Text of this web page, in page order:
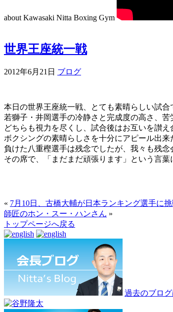
about Kawasaki Nitta Boxing Gym
世界王座統一戦
2012年6月21日 ブログ
本日の世界王座統一戦、とても素晴らしい試合
若獅子・井岡選手の冷静さと完成度の高さ、
どちらも視力を尽くし、試合後はお互いを讃え
ボクシングの素晴らしさを十分にアピール出来
負けた八重樫選手は残念でしたが、我々も残念
その席で、「まだまだ頑張ります」という言葉
« 7月10日、古橋大輔が日本ランキング選手に挑
師匠のホン・スー・ハンさん »
トップページへ戻る
過去のブロ